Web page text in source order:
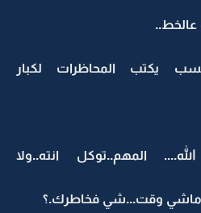
عالخط..
يكتب المحاظرات لكبار
المهم..توكل انته..ولا
وقت...شي فخاطرك.؟